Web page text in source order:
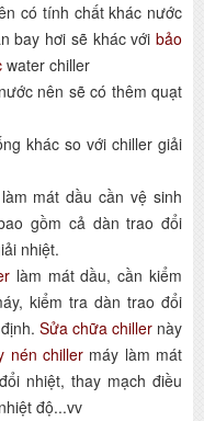
có tính chất khác nước
bay hơi sẽ khác với bảo
water chiller
nên sẽ có thêm quạt
khác so với chiller giải
mát dầu cần vệ sinh
gồm cả dàn trao đổi
nhiệt.
làm mát dầu, cần kiểm
kiểm tra dàn trao đổi
Sửa chữa chillernày
nén chiller máy làm mát
nhiệt, thay mạch điều
độ...vv